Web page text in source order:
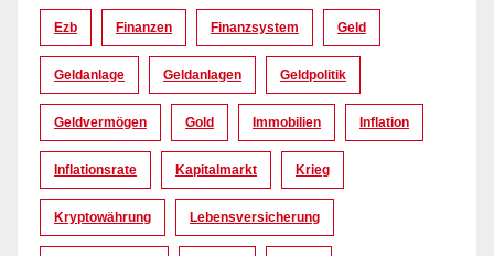
Ezb Finanzen Finanzsystem Geld
Geldanlage Geldanlagen Geldpolitik
Geldvermögen Gold Immobilien Inflation
Inflationsrate Kapitalmarkt Krieg
Kryptowährung Lebensversicherung